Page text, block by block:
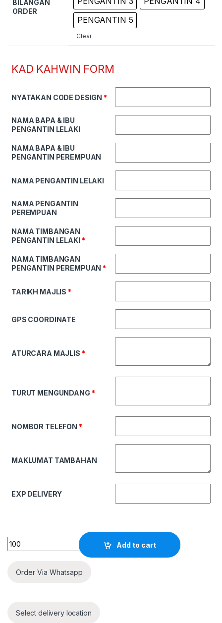
BILANGAN
ORDER
PENGANTIN 5
Clear
KAD KAHWIN FORM
NYATAKAN CODE DESIGN*
NAMA BAPA & IBU
PENGANTIN LELAKI
NAMA BAPA & IBU
PENGANTIN PEREMPUAN
NAMA PENGANTIN LELAKI
NAMA PENGANTIN
PEREMPUAN
NAMA TIMBANGAN
PENGANTIN LELAKI *
NAMA TIMBANGAN
PENGANTIN PEREMPUAN*
TARIKH MAJLIS*
GPS COORDINATE
ATURCARA MAJLIS *
TURUT MENGUNDANG *
NOMBOR TELEFON *
MAKLUMAT TAMBAHAN
EXP DELIVERY
Quantity
Add to cart
Order Via Whatsapp
Select delivery location